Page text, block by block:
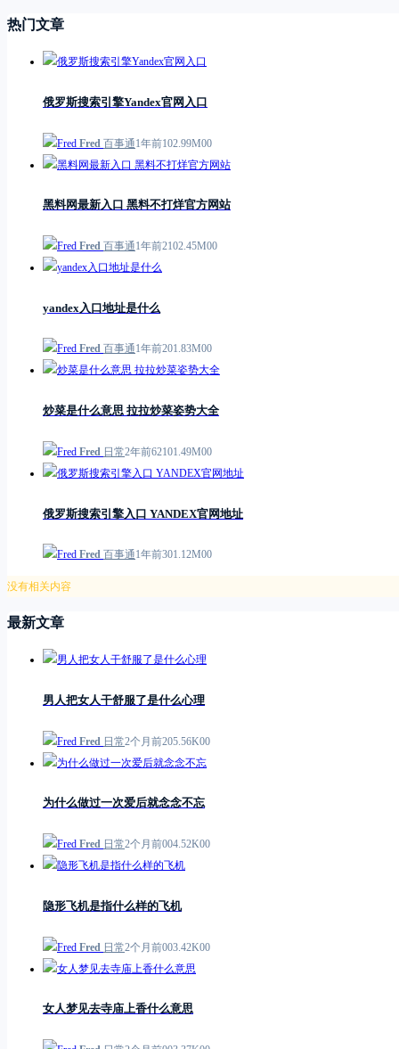
热门文章
俄罗斯搜索引擎Yandex官网入口
Fred 百事通1年前102.99M00
黑料网最新入口 黑料不打烊官方网站
Fred 百事通1年前2102.45M00
yandex入口地址是什么
Fred 百事通1年前201.83M00
炒菜是什么意思 拉拉炒菜姿势大全
Fred 日常2年前62101.49M00
俄罗斯搜索引擎入口 YANDEX官网地址
Fred 百事通1年前301.12M00
没有相关内容
最新文章
男人把女人干舒服了是什么心理
Fred 日常2个月前205.56K00
为什么做过一次爱后就念念不忘
Fred 日常2个月前004.52K00
隐形飞机是指什么样的飞机
Fred 日常2个月前003.42K00
女人梦见去寺庙上香什么意思